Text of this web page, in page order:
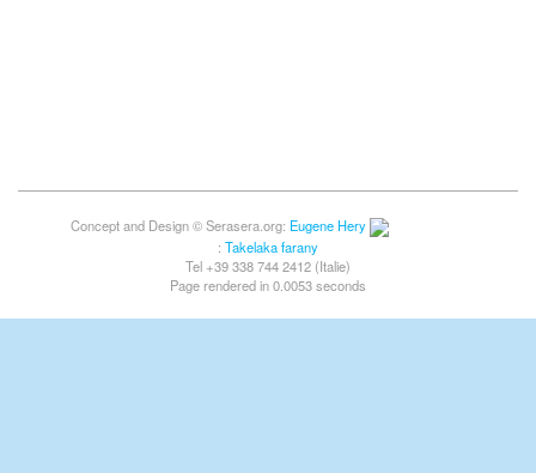
Concept and Design © Serasera.org: Eugene Hery
: Takelaka farany
Tel +39 338 744 2412 (Italie)
Page rendered in 0.0053 seconds